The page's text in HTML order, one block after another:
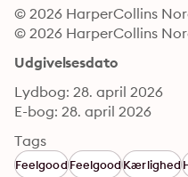
© 2026 HarperCollins
© 2026 HarperCollins
Udgivelsesdato
Lydbog: 28. april 2026
E-bog: 28. april 2026
Tags
FeelgoodFeelgoodKærlighed